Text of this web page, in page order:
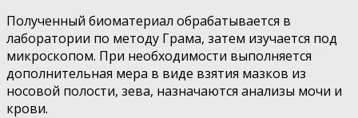
Полученный биоматериал обрабатывается в
лаборатории по методу Грама, затем изучается под
микроскопом. При необходимости выполняется
дополнительная мера в виде взятия мазков из
носовой полости, зева, назначаются анализы мочи и
крови.